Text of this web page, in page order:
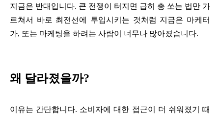
지금은 반대입니다. 큰 전쟁이 터지면 급히 총 쏘는 법만 가
르쳐서 바로 최전선에 투입시키는 것처럼 지금은 마케터
가, 또는 마케팅을 하려는 사람이 너무나 많아졌습니다.
왜 달라졌을까?
이유는 간단합니다. 소비자에 대한 접근이 더 쉬워졌기 때